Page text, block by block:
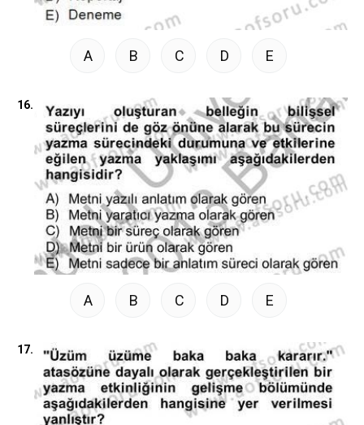
A B C D E
16.
A B C D E
17.